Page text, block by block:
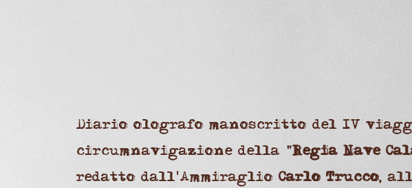
Diario olografo manoscritto del IV
circumnavigazione della "Regia Nave
redatto dall'Ammiraglio Carlo Trucco,